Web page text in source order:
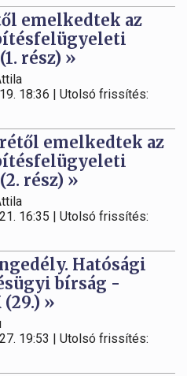
emelkedtek az
rész) »
18:36 | Utolsó frissítés:
emelkedtek az
rész) »
16:35 | Utolsó frissítés:
Hatósági
bírság -
»
19:53 | Utolsó frissítés: